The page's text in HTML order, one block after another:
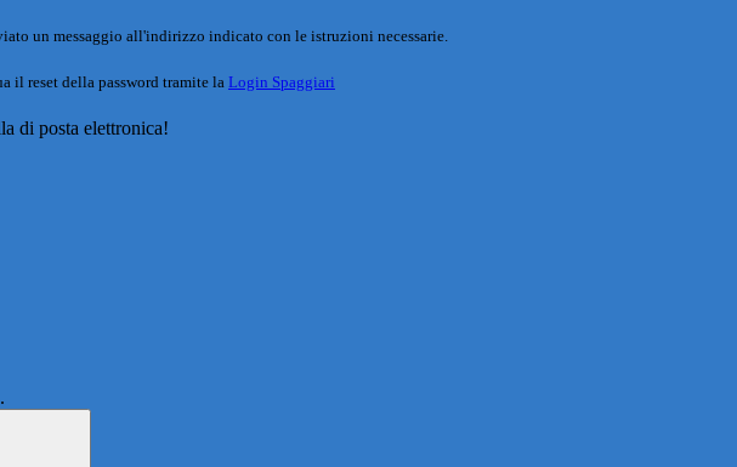
un messaggio all'indirizzo indicato con le istruzioni necessarie.
il reset della password tramite la Login Spaggiari
di posta elettronica!